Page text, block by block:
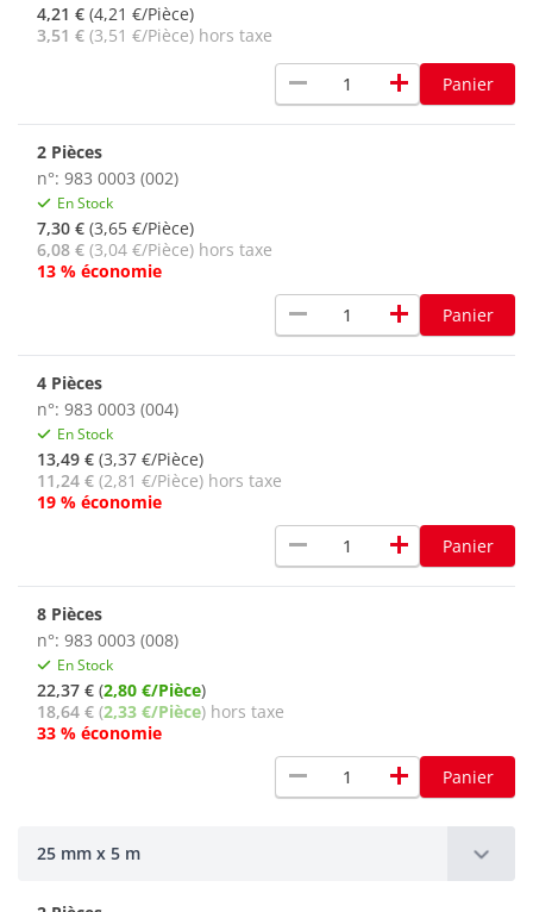
4,21 € (4,21 €/Pièce)
3,51 € (3,51 €/Pièce) hors taxe
remove add Panier
2 Pièces
n°: 983 0003 (002)
En Stock
7,30 € (3,65 €/Pièce)
6,08 € (3,04 €/Pièce) hors taxe
13 % économie
remove add Panier
4 Pièces
n°: 983 0003 (004)
En Stock
13,49 € (3,37 €/Pièce)
11,24 € (2,81 €/Pièce) hors taxe
19 % économie
remove add Panier
8 Pièces
n°: 983 0003 (008)
En Stock
22,37 € (2,80 €/Pièce)
18,64 € (2,33 €/Pièce) hors taxe
33 % économie
remove add Panier
25 mm x 5 m